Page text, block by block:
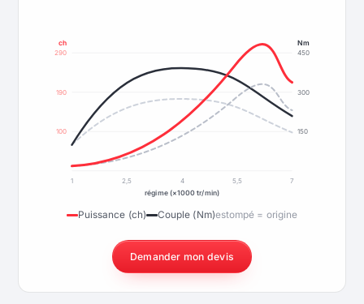
100
190
290
150
300
450
ch Nm
1 2,5 4 5,5
7
régime (×1000 tr/min)
Puissance (ch) Couple (Nm)estompé = origine
Demander mon devis